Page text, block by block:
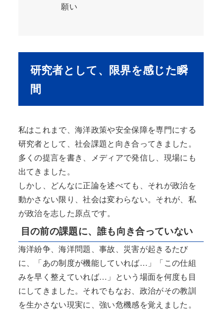
願い
研究者として、限界を感じた瞬
間
私はこれまで、海洋政策や安全保障を専門にする
研究者として、社会課題と向き合ってきました。
多くの提言を書き、メディアで発信し、現場にも
出てきました。
しかし、どんなに正論を述べても、それが政治を
動かさない限り、社会は変わらない。それが、私
が政治を志した原点です。
目の前の課題に、誰も向き合っていない
海洋紛争、海洋問題、事故、災害が起きるたび
に、「あの制度が機能していれば…」「この仕組
みを早く整えていれば…」という場面を何度も目
にしてきました。それでもなお、政治がその教訓
を生かさない現実に、強い危機感を覚えました。